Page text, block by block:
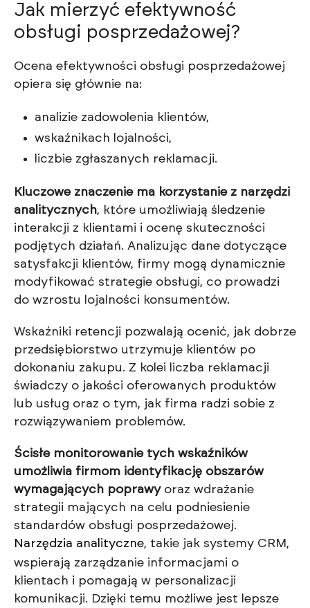
Jak mierzyć efektywność
obsługi posprzedażowej?
Ocena efektywności obsługi posprzedażowej
opiera się głównie na:
analizie zadowolenia klientów,
wskaźnikach lojalności,
liczbie zgłaszanych reklamacji.
Kluczowe znaczenie ma korzystanie z narzędzi
analitycznych, które umożliwiają śledzenie
interakcji z klientami i ocenę skuteczności
podjętych działań. Analizując dane dotyczące
satysfakcji klientów, firmy mogą dynamicznie
modyfikować strategie obsługi, co prowadzi
do wzrostu lojalności konsumentów.
Wskaźniki retencji pozwalają ocenić, jak dobrze
przedsiębiorstwo utrzymuje klientów po
dokonaniu zakupu. Z kolei liczba reklamacji
świadczy o jakości oferowanych produktów
lub usług oraz o tym, jak firma radzi sobie z
rozwiązywaniem problemów.
Ścisłe monitorowanie tych wskaźników
umożliwia firmom identyfikację obszarów
wymagających poprawyoraz wdrażanie
strategii mających na celu podniesienie
standardów obsługi posprzedażowej.
Narzędzia analityczne, takie jak systemy CRM,
wspierają zarządzanie informacjami o
klientach i pomagają w personalizacji
komunikacji. Dzięki temu możliwe jest lepsze